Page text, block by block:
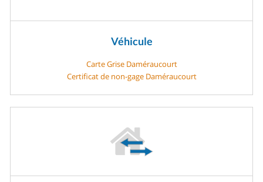
Véhicule
Carte Grise Daméraucourt
Certificat de non-gage Daméraucourt